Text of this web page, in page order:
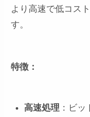
より高速で低コス
す。
特徴：
高速処理 ：ビ